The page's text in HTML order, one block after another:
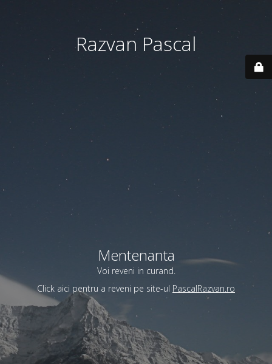
Razvan Pascal
Mentenanta
Voi reveni in curand.
Click aici pentru a reveni pe site-ul PascalRazvan.ro